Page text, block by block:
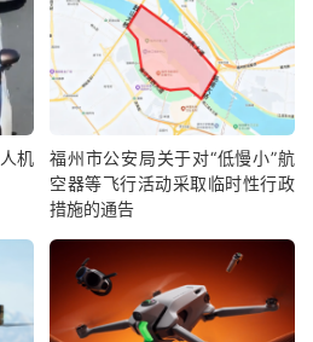
机
福州市公安局关于对“低慢小”航
空器等飞行活动采取临时性行政
措施的通告